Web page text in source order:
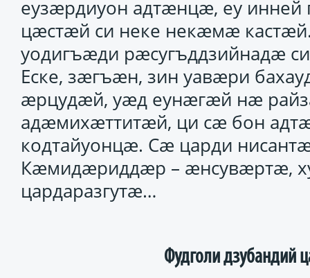
еузӕрдиуон адтӕнцӕ, еу
цӕстӕй си неке некӕмӕ
уодигъӕди рӕсугъддзийнадӕ
Еске, зӕгъӕн, зин уавӕри
ӕрцудӕй, уӕд еунӕгӕй нӕ
адӕмихӕттитӕй, ци сӕ бон
кодтайуонцӕ. Сӕ царди
Кӕмидӕриддӕр – ӕнсувӕртӕ,
цардаразгутӕ…
Фудголи